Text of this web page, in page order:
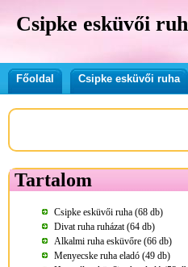
Csipke esküvői
Főoldal Csipke esküvői ruha
Tartalom
Csipke esküvői ruha (68 db)
Divat ruha ruházat (64 db)
Alkalmi ruha esküvőre (66 db)
Menyecske ruha eladó (49 db)